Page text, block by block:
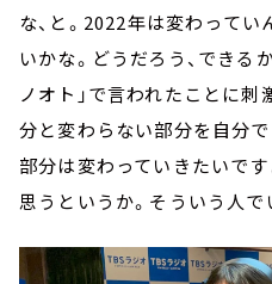
な、と。2022年は変わって
いかな。どうだろう、できる
ノオト」で言われたことに刺
分と変わらない部分を自分
部分は変わっていきたいで
思うというか。そういう人で